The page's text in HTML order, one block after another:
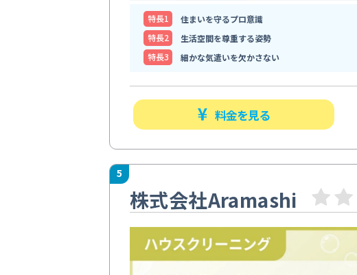
特⻑1
住まいを守るプロ意識
特⻑2
生活空間を尊重する姿勢
特⻑3
細かな気遣いを欠かさない
料金を見る
5
株式会社Aramashi